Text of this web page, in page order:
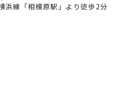
浜線「相模原駅」より徒歩2分